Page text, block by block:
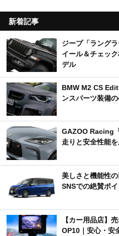
新着記事
ジープ「ラング
イール＆チェッ
デル
BMW M2 CS
ンスパーツ装備
GAZOO Racing
走りと安全性能
美しさと機能性
SNSでの絶賛ポ
【カー用品店】
OP10｜安心・安